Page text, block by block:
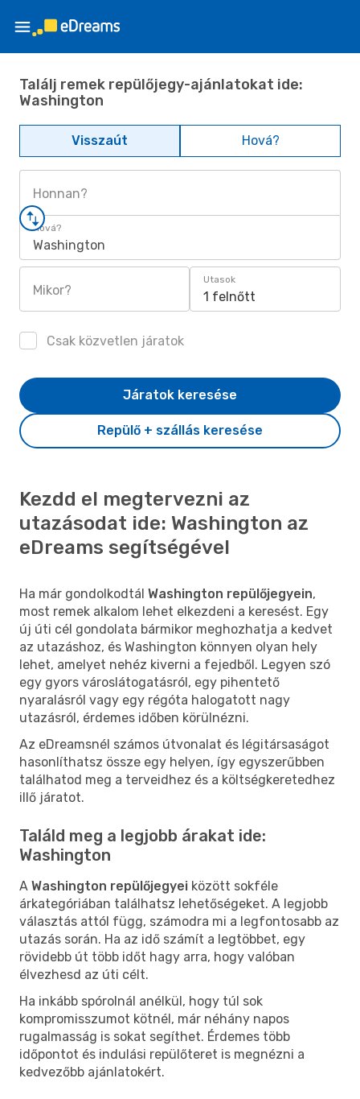
Találj remek repülőjegy-ajánlatokat ide:
Washington
Visszaút Hová?
Honnan?
Hová?
Washington
Mikor?
Utasok
1 felnőtt
Csak közvetlen járatok
Repülő + szállás keresése
Járatok keresése
Kezdd el megtervezni az
utazásodat ide: Washington az
eDreams segítségével
Ha már gondolkodtál Washington repülőjegyein,
most remek alkalom lehet elkezdeni a keresést. Egy
új úti cél gondolata bármikor meghozhatja a kedvet
az utazáshoz, és Washington könnyen olyan hely
lehet, amelyet nehéz kiverni a fejedből. Legyen szó
egy gyors városlátogatásról, egy pihentető
nyaralásról vagy egy régóta halogatott nagy
utazásról, érdemes időben körülnézni.
Az eDreamsnél számos útvonalat és légitársaságot
hasonlíthatsz össze egy helyen, így egyszerűbben
találhatod meg a terveidhez és a költségkeretedhez
illő járatot.
Találd meg a legjobb árakat ide:
Washington
A Washington repülőjegyei között sokféle
árkategóriában találhatsz lehetőségeket. A legjobb
választás attól függ, számodra mi a legfontosabb az
utazás során. Ha az idő számít a legtöbbet, egy
rövidebb út több időt hagy arra, hogy valóban
élvezhesd az úti célt.
Ha inkább spórolnál anélkül, hogy túl sok
kompromisszumot kötnél, már néhány napos
rugalmasság is sokat segíthet. Érdemes több
időpontot és indulási repülőteret is megnézni a
kedvezőbb ajánlatokért.